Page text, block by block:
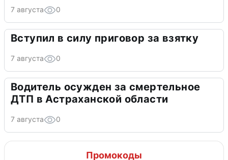
7 августа 0
Вступил в силу приговор за взятку
7 августа 0
Водитель осужден за смертельное
ДТП в Астраханской области
7 августа 0
Промокоды